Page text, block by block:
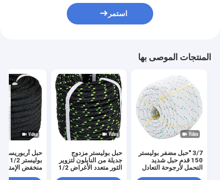
استمر
المنتجات الموصى بها
3/7 "حبل مضفر بوليستر
150 قدم حبل شديد
التحمل لأرجوحة التعادل
حبل بوليستر مزدوج
جديلة من النايلون لتزوير
الثور متعدد الأغراض 1/2
حبل
منخفض